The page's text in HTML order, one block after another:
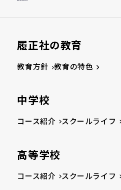
履正社の教育
教育方針 教育の特色
中学校
コース紹介 スクールライフ
高等学校
コース紹介 スクールライフ